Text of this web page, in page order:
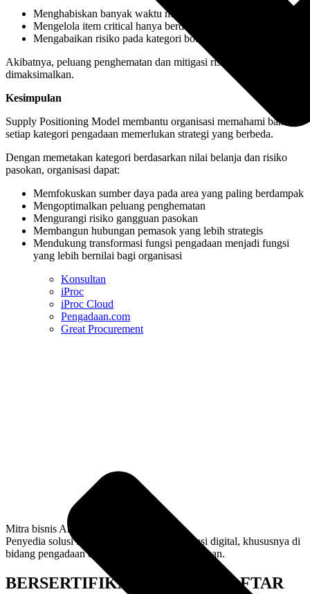
Konsultan
iProc
iProc Cloud
Pengadaan.com
Great Procurement
Menghabiskan banyak waktu menegosiasikan item routine.
Mengelola item critical hanya berdasarkan harga.
Mengabaikan risiko pada kategori bottleneck.
Akibatnya, peluang penghematan dan mitigasi risiko tidak dapat
dimaksimalkan.
Kesimpulan
Supply Positioning Model membantu organisasi memahami bahwa
setiap kategori pengadaan memerlukan strategi yang berbeda.
Dengan memetakan kategori berdasarkan nilai belanja dan risiko
pasokan, organisasi dapat:
Memfokuskan sumber daya pada area yang paling berdampak
Mengoptimalkan peluang penghematan
Mengurangi risiko gangguan pasokan
Membangun hubungan pemasok yang lebih strategis
Mendukung transformasi fungsi pengadaan menjadi fungsi
yang lebih bernilai bagi organisasi
Mitra bisnis Anda yang terpercaya.
Penyedia solusi terintegrasi untuk transformasi digital, khususnya di
bidang pengadaan dan manajemen rantai pasokan.
BERSERTIFIKAT DAN TERDAFTAR